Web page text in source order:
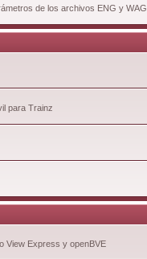
de los archivos ENG y WAG
para Trainz
View Express y openBVE